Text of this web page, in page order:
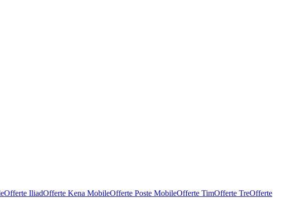
Offerte IliadOfferte Kena MobileOfferte Poste MobileOfferte TimOfferte TreOfferte